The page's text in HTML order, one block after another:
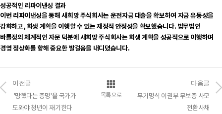
성공적인 리파이낸싱 결과
이번 리파이낸싱을 통해 새희망 주식회사는 운전자금 대출을 확보하여 자금 유동성을
강화하고, 회생 계획을 이행할 수 있는 재정적 안정성을 확보했습니다. 법무법인
바를정의 체계적인 자문 덕분에 새희망 주식회사는 회생 계획을 성공적으로 이행하며
경영 정상화를 향해 중요한 발걸음을 내디뎠습니다.
이전글
'망했다는 증명'을 국가가
도와야 청년이 재기한다
목록으로
다음글
무기명식 이권부 무보증 사모
전환사채